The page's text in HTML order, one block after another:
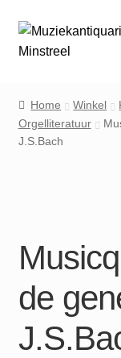
Ga
door
Ga
naar
Contact
Mijn account
Home Winkel
Orgelliteratuur
J.S.Bach
de